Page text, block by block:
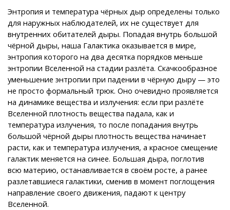
Энтропия и температура чёрных дыр определены только
для наружных наблюдателей, их не существует для
внутренних обитателей дыры. Попадая внутрь большой
чёрной дыры, наша Галактика оказывается в мире,
энтропия которого на два десятка порядков меньше
энтропии Вселенной на стадии разлёта. Скачкообразное
уменьшение энтропии при падении в чёрную дыру — это
не просто формальный трюк. Оно очевидно проявляется
на динамике вещества и излучения: если при разлёте
Вселенной плотность вещества падала, как и
температура излучения, то после попадания внутрь
большой чёрной дыры плотность вещества начинает
расти, как и температура излучения, а красное смещение
галактик меняется на синее. Большая дыра, поглотив
всю материю, останавливается в своём росте, а ранее
разлетавшиеся галактики, сменив в момент поглощения
направление своего движения, падают к центру
Вселенной.